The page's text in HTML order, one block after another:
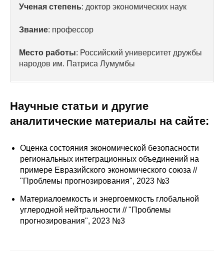
Материалы для СМИ
Публикации
Научная жизнь
Проблемы прогнозирования
Ученая степень: доктор экономических наук
Звание: профессор
Место работы: Российский университет дружбы
народов им. Патриса Лумумбы
Научные статьи и другие
аналитические материалы на сайте:
Оценка состояния экономической безопасности
региональных интеграционных объединений на
примере Евразийского экономического союза //
"Проблемы прогнозирования", 2023 №3
Материалоемкость и энергоемкость глобальной
углеродной нейтральности // "Проблемы
прогнозирования", 2023 №3